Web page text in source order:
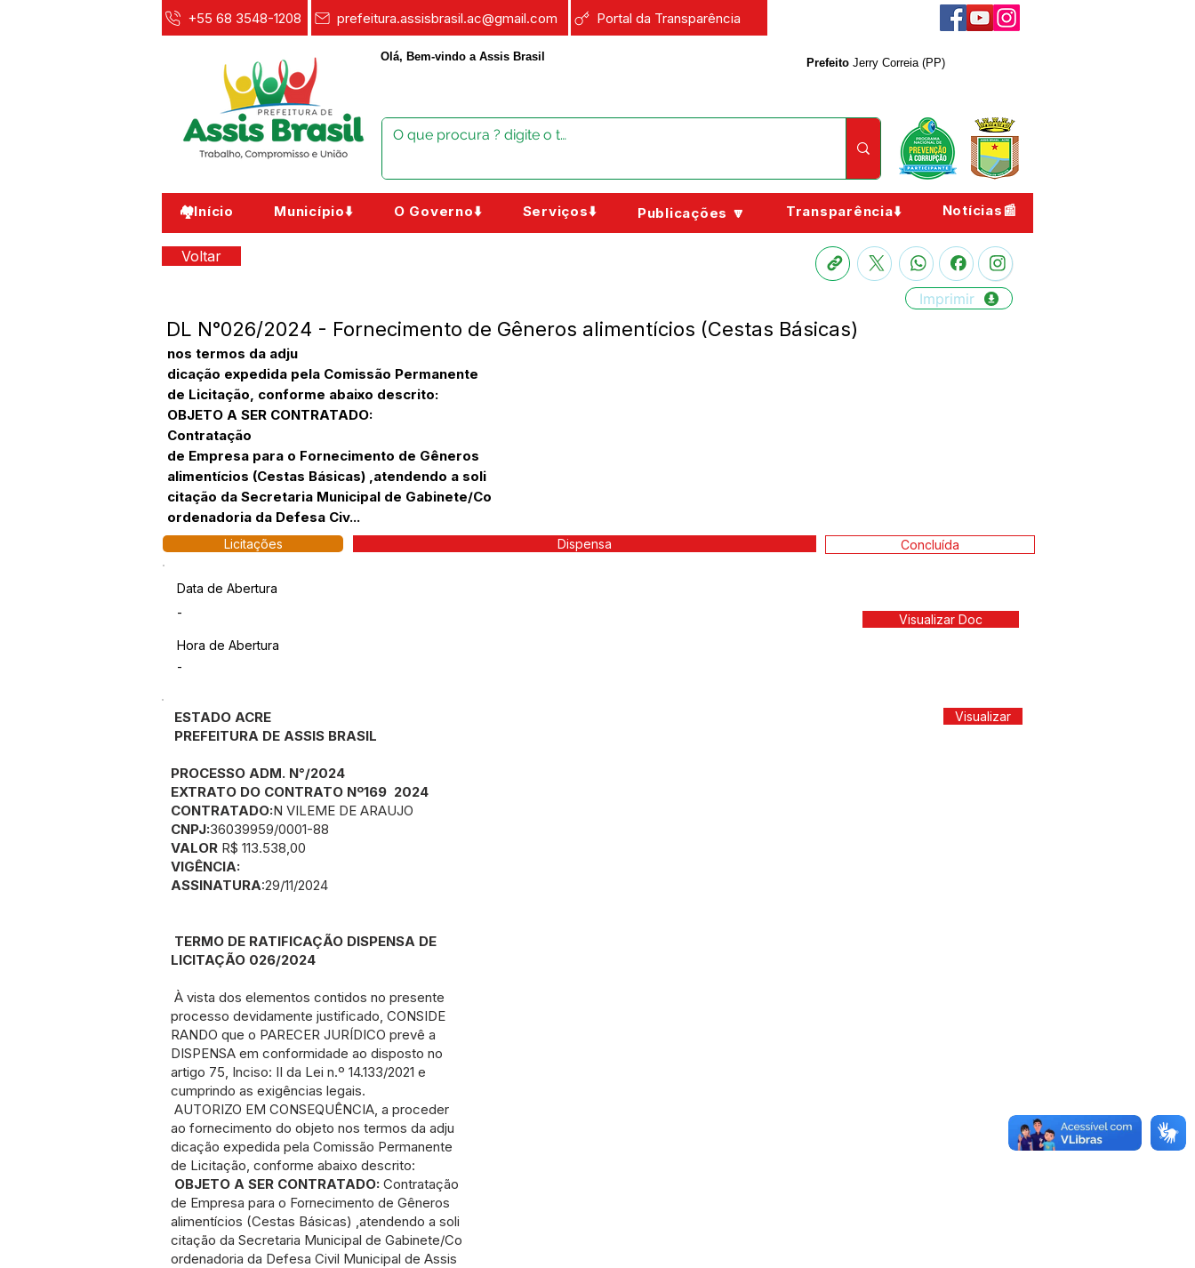
+55 68 3548-1208 prefeitura.assisbrasil.ac@gmail.com Portal da Transparência
Olá, Bem-vindo a Assis Brasil Prefeito Jerry Correia (PP)
🏘️Início Município⬇️ O Governo⬇️ Serviços⬇️ Publicações 🔽 Transparência⬇️ Notícias📰
Voltar
Imprimir
DL N°026/2024 - Fornecimento de Gêneros alimentícios (Cestas Básicas)
nos termos da adju
dicação expedida pela Comissão Permanente
de Licitação, conforme abaixo descrito:
OBJETO A SER CONTRATADO:
Contratação
de Empresa para o Fornecimento de Gêneros
alimentícios (Cestas Básicas) ,atendendo a soli
citação da Secretaria Municipal de Gabinete/Co
ordenadoria da Defesa Civ...
Licitações Dispensa Concluída
Data de Abertura
-
Hora de Abertura
-
Visualizar Doc
ESTADO ACRE
PREFEITURA DE ASSIS BRASIL
PROCESSO ADM. N°/2024
EXTRATO DO CONTRATO Nº169 2024
CONTRATADO:N VILEME DE ARAUJO
CNPJ:36039959/0001-88
VALOR R$ 113.538,00
VIGÊNCIA:
ASSINATURA:29/11/2024
TERMO DE RATIFICAÇÃO DISPENSA DE
LICITAÇÃO 026/2024
À vista dos elementos contidos no presente
processo devidamente justificado, CONSIDE
RANDO que o PARECER JURÍDICO prevê a
DISPENSA em conformidade ao disposto no
artigo 75, Inciso: II da Lei n.º 14.133/2021 e
cumprindo as exigências legais.
AUTORIZO EM CONSEQUÊNCIA, a proceder
ao fornecimento do objeto nos termos da adju
dicação expedida pela Comissão Permanente
de Licitação, conforme abaixo descrito:
OBJETO A SER CONTRATADO: Contratação
de Empresa para o Fornecimento de Gêneros
alimentícios (Cestas Básicas) ,atendendo a soli
citação da Secretaria Municipal de Gabinete/Co
ordenadoria da Defesa Civil Municipal de Assis
Visualizar